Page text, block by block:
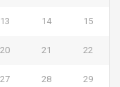
13 14 15
20 21 22
27 28 29